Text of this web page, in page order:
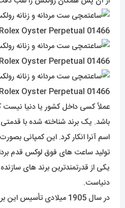
عملاً کسی داخل کشور یا دنیا نیست
اسم آنرا انکار کرد. این کمپانی
تولید ساعت های فوق لوکس قدم
یکی از قدرتمندترین برند های
دنیاست.